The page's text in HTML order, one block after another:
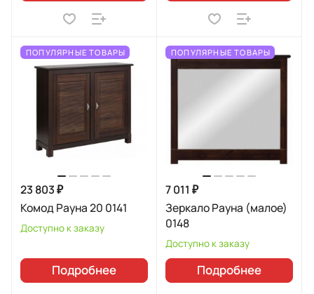
ПОПУЛЯРНЫЕ ТОВАРЫ
23 803 ₽
Комод Рауна 20 0141
Доступно к заказу
Подробнее
ПОПУЛЯРНЫЕ ТОВАРЫ
7 011 ₽
Зеркало Рауна (малое)
0148
Доступно к заказу
Подробнее